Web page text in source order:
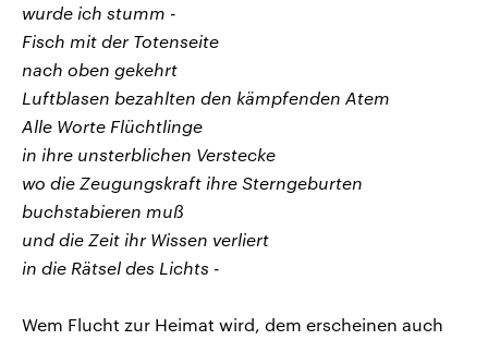
wurde ich stumm -
Fisch mit der Totenseite
nach oben gekehrt
Luftblasen bezahlten den kämpfenden Atem
Alle Worte Flüchtlinge
in ihre unsterblichen Verstecke
wo die Zeugungskraft ihre Sterngeburten
buchstabieren muß
und die Zeit ihr Wissen verliert
in die Rätsel des Lichts -
Wem Flucht zur Heimat wird, dem erscheinen auch